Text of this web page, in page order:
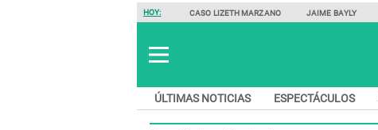
HOY: CASO LIZETH MARZANO JAIME BAYLY
ÚLTIMAS NOTICIAS ESPECTÁCULOS